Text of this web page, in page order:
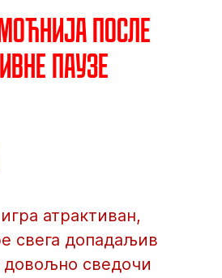
после
паузе
атрактиван,
свега допадаљив
сведочи